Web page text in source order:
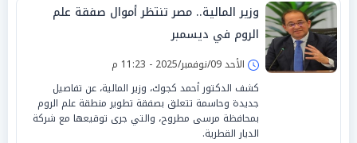
وزير المالية.. مصر تنتظر أموال صفقة علم
الروم في ديسمبر
الأحد 09/نوفمبر/2025 - 11:23 م
كشف الدكتور أحمد كجوك، وزير المالية، عن تفاصيل
جديدة وحاسمة تتعلق بصفقة تطوير منطقة علم الروم
بمحافظة مرسى مطروح، والتي جرى توقيعها مع شركة
الديار القطرية.